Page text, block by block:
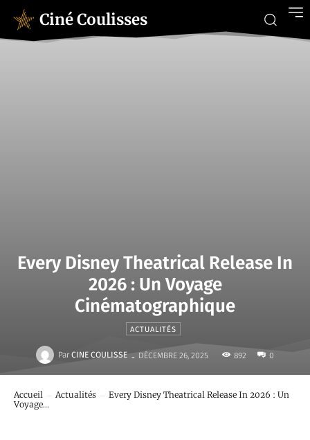
Ciné Coulisses
Every Disney Theatrical Release In
2026 : Un Voyage
Cinématographique
ACTUALITÉS
Par CINE COULISSE - DÉCEMBRE 26, 2025 892 0
Accueil Actualités
Every Disney Theatrical Release In 2026 : Un
Voyage...